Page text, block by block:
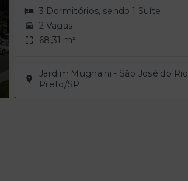
3 Dormitórios, sendo 1 Suíte
2 Vagas
68,31 m²
Jardim Mugnaini - São José do Rio
Preto/SP